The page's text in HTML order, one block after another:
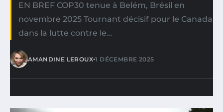
EN BREF COP30 tenue à Belém, Brésil en
novembre 2025 Tournant décisif pour le Canada
dans la lutte contre le…
AMANDINE LEROUX•1 DÉCEMBRE 2025